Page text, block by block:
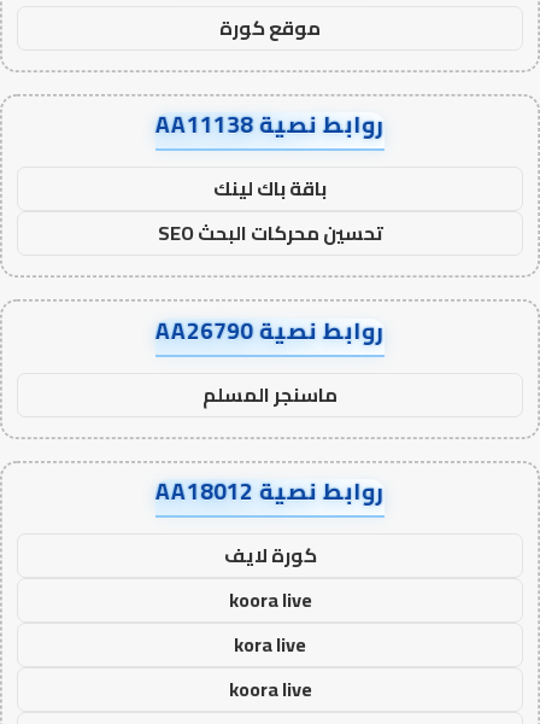
موقع كورة
روابط نصية AA11138
باقة باك لينك
تحسين محركات البحث SEO
روابط نصية AA26790
ماسنجر المسلم
روابط نصية AA18012
كورة لايف
koora live
kora live
koora live